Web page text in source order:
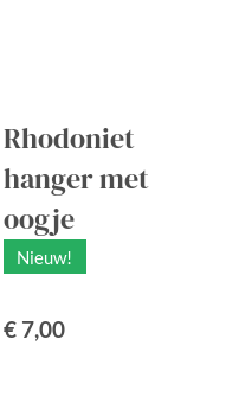
Rhodoniet
hanger met
oogje
Nieuw!
€ 7,00